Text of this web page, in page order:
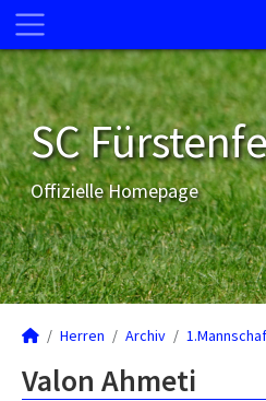
SC
Offizielle Homepage
Herren Archiv
Valon Ahmeti